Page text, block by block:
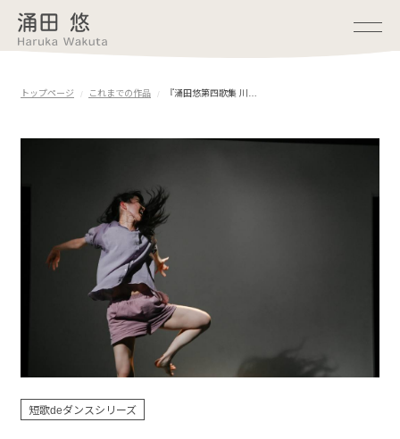
映像
これまでの作品
トップページ これまでの作品 『涌田悠第四歌集 川…
短歌deダンスシリーズ